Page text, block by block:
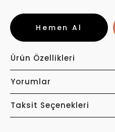
Hemen Al
Ürün Özellikleri
Yorumlar
Taksit Seçenekleri